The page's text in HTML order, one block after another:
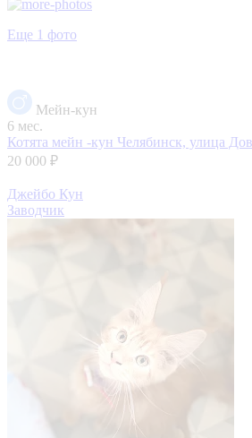
Еще 1 фото
Мейн-кун
6 мес.
Котята мейн -кун Челябинск, улица
20 000 ₽
Джейбо Кун
Заводчик